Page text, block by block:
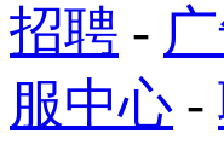
招聘 -
服中心 -